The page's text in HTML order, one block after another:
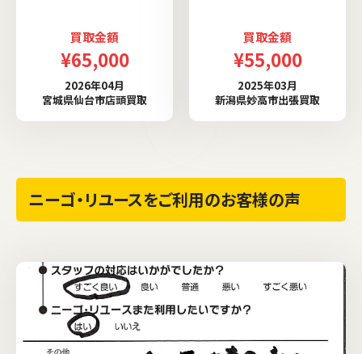
買取金額
¥65,000
2026年04月
宮城県仙台市店頭買取
買取金額
¥55,000
2025年03月
新潟県妙高市出張買取
ニーゴ・リユースをご利用のお客様の声